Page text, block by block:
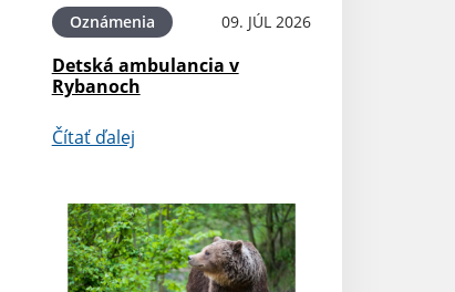
Oznámenia 09. JÚL 2026
Detská ambulancia v
Rybanoch
Čítať ďalej